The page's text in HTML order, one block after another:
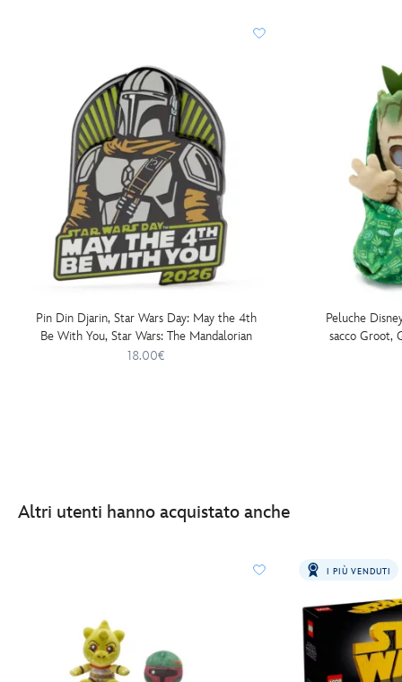
mandalorian-
438010894140.html
http://schema.org/InStock
Pin Din Djarin, Star Wars Day: May the 4th
Be With You, Star Wars: The Mandalorian
18.00€
Peluche
sacco Groot,
Altri utenti hanno acquistato anche
I PIÙ VENDUTI